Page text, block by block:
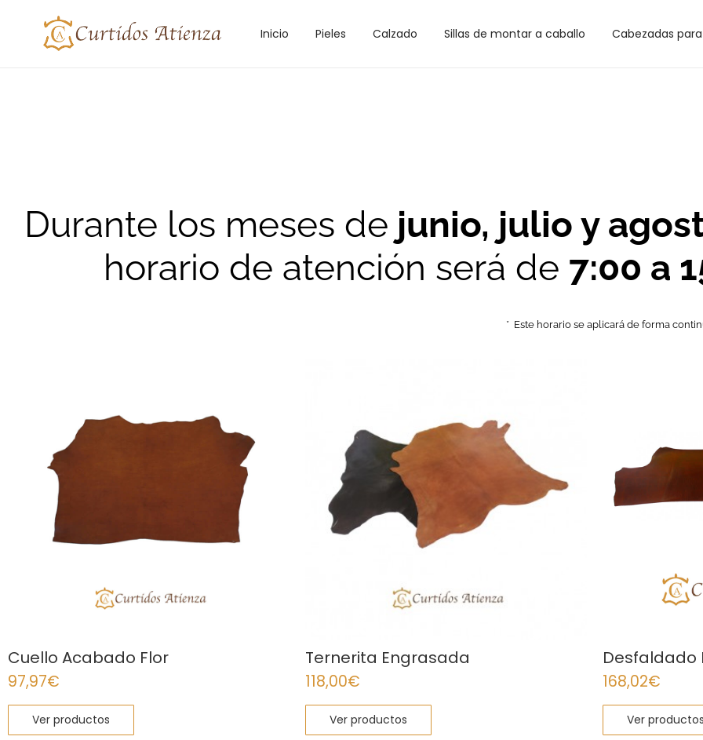
Inicio Pieles Calzado Sillas de montar a caballo Cabezadas
Durante los meses de junio, julio y
horario de atención será de 7:00 a
* Este horario se aplicará de forma
Cuello Acabado Flor
97,97€
Ver productos
Ternerita Engrasada
118,00€
Ver productos
Desfaldado
168,02€
Ver